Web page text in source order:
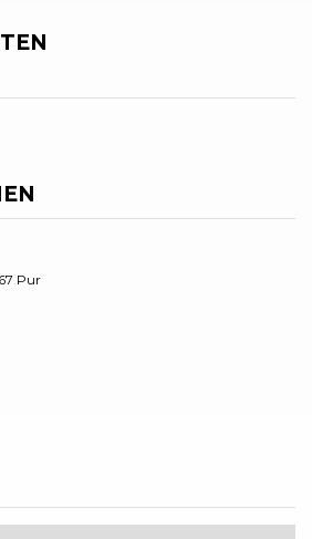
Pur